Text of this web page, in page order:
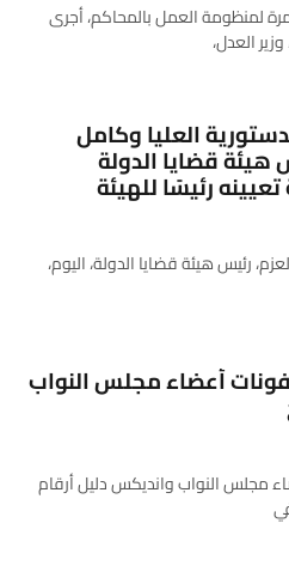
لمنظومة العمل بالمحاكم، أجرى
العدل،
العليا وكامل
قضايا الدولة
رئيسًا للهيئة
رئيس هيئة قضايا الدولة، اليوم،
أعضاء مجلس النواب
مجلس النواب وانديكس دليل أرقام